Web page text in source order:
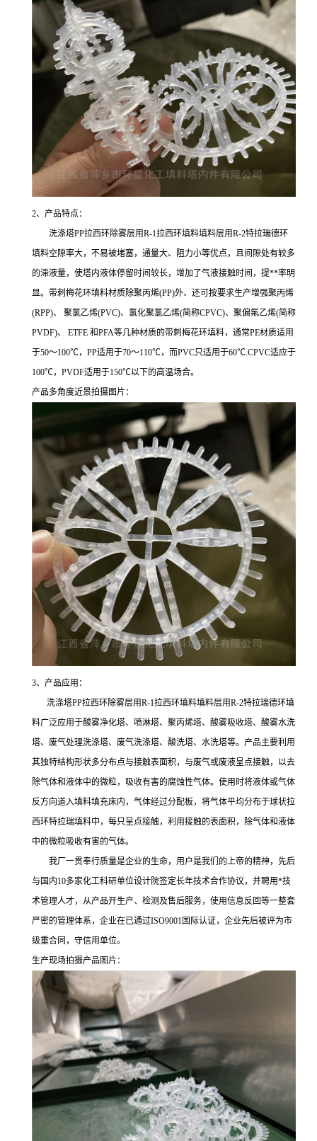
2、产品特点：
洗涤塔PP拉西环除雾层用R-1拉西环填料填料层用R-2特拉瑞德环
填料空隙率大，不易被堵塞，通量大、阻力小等优点，且间隙处有较多
的滞液量，使塔内液体停留时间较长，增加了气液接触时间，提**率明
显。带刺梅花环填料材质除聚丙烯(PP)外、还可按要求生产增强聚丙烯
(RPP)、 聚氯乙烯(PVC)、氯化聚氯乙烯(简称CPVC)、聚偏氟乙烯(简称
PVDF)、 ETFE 和PFA等几种材质的带刺梅花环填料，通常PE材质适用
于50～100℃，PP适用于70～110℃，而PVC只适用于60℃.CPVC适应于
100℃，PVDF适用于150℃以下的高温场合。
产品多角度近景拍摄图片：
3、产品应用：
洗涤塔PP拉西环除雾层用R-1拉西环填料填料层用R-2特拉瑞德环填
料广泛应用于酸雾净化塔、喷淋塔、聚丙烯塔、酸雾吸收塔、酸雾水洗
塔、废气处理洗涤塔、废气洗涤塔、酸洗塔、水洗塔等。产品主要利用
其独特结构形状多分布点与接触表面积，与废气或废液呈点接触，以去
除气体和液体中的微粒，吸收有害的腐蚀性气体。使用时将液体或气体
反方向道入填料填充床内，气体经过分配板，将气体平均分布于球状拉
西环特拉瑞填料中，每只呈点接触，利用接触的表面积，除气体和液体
中的微粒吸收有害的气体。
我厂一贯奉行质量是企业的生命，用户是我们的上帝的精神，先后
与国内10多家化工科研单位设计院签定长年技术合作协议，并聘用*技
术管理人才，从产品开生产、检测及售后服务，使用信息反回等一整套
严密的管理体系，企业在已通过ISO9001国际认证，企业先后被评为市
级重合同，守信用单位。
生产现场拍摄产品图片：